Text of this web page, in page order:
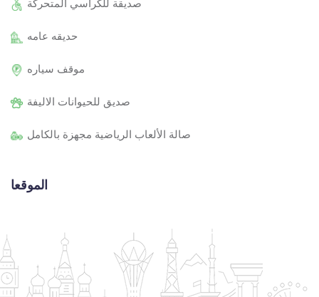
صديقة للكراسي المتحركة
حديقه عامه
موقف سياره
صديق للحيوانات الاليفة
صالة الألعاب الرياضية مجهزة بالكامل
الموقعا